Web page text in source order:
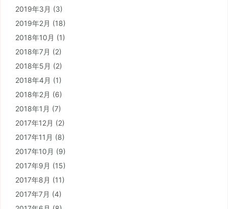
2019年3月 (3)
2019年2月 (18)
2018年10月 (1)
2018年7月 (2)
2018年5月 (2)
2018年4月 (1)
2018年2月 (6)
2018年1月 (7)
2017年12月 (2)
2017年11月 (8)
2017年10月 (9)
2017年9月 (15)
2017年8月 (11)
2017年7月 (4)